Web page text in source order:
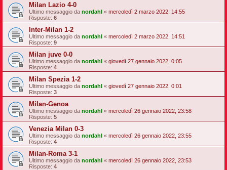
Milan Lazio 4-0
Ultimo messaggio da nordahl « mercoledì 2 marzo 2022, 14:55
Risposte: 6
Inter-Milan 1-2
Ultimo messaggio da nordahl « mercoledì 2 marzo 2022, 14:51
Risposte: 9
Milan juve 0-0
Ultimo messaggio da nordahl « giovedì 27 gennaio 2022, 0:05
Risposte: 4
Milan Spezia 1-2
Ultimo messaggio da nordahl « giovedì 27 gennaio 2022, 0:01
Risposte: 3
Milan-Genoa
Ultimo messaggio da nordahl « mercoledì 26 gennaio 2022, 23:58
Risposte: 5
Venezia Milan 0-3
Ultimo messaggio da nordahl « mercoledì 26 gennaio 2022, 23:55
Risposte: 4
Milan-Roma 3-1
Ultimo messaggio da nordahl « mercoledì 26 gennaio 2022, 23:53
Risposte: 4